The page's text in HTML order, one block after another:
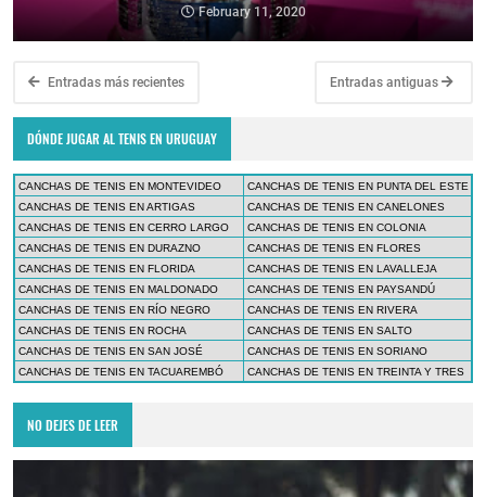
February 11, 2020
Entradas más recientes Entradas antiguas
DÓNDE JUGAR AL TENIS EN URUGUAY
CANCHAS DE TENIS EN MONTEVIDEO
CANCHAS DE TENIS EN PUNTA DEL ESTE
CANCHAS DE TENIS EN ARTIGAS
CANCHAS DE TENIS EN CANELONES
CANCHAS DE TENIS EN CERRO LARGO
CANCHAS DE TENIS EN COLONIA
CANCHAS DE TENIS EN DURAZNO
CANCHAS DE TENIS EN FLORES
CANCHAS DE TENIS EN FLORIDA
CANCHAS DE TENIS EN LAVALLEJA
CANCHAS DE TENIS EN MALDONADO
CANCHAS DE TENIS EN PAYSANDÚ
CANCHAS DE TENIS EN RÍO NEGRO
CANCHAS DE TENIS EN RIVERA
CANCHAS DE TENIS EN ROCHA
CANCHAS DE TENIS EN SALTO
CANCHAS DE TENIS EN SAN JOSÉ
CANCHAS DE TENIS EN SORIANO
CANCHAS DE TENIS EN TACUAREMBÓ
CANCHAS DE TENIS EN TREINTA Y TRES
NO DEJES DE LEER